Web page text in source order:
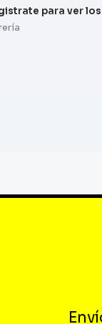
para ver